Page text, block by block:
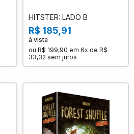
HITSTER: LADO B
R$ 185,91
à vista
ou R$ 199,90 em 6x de R$
33,32 sem juros